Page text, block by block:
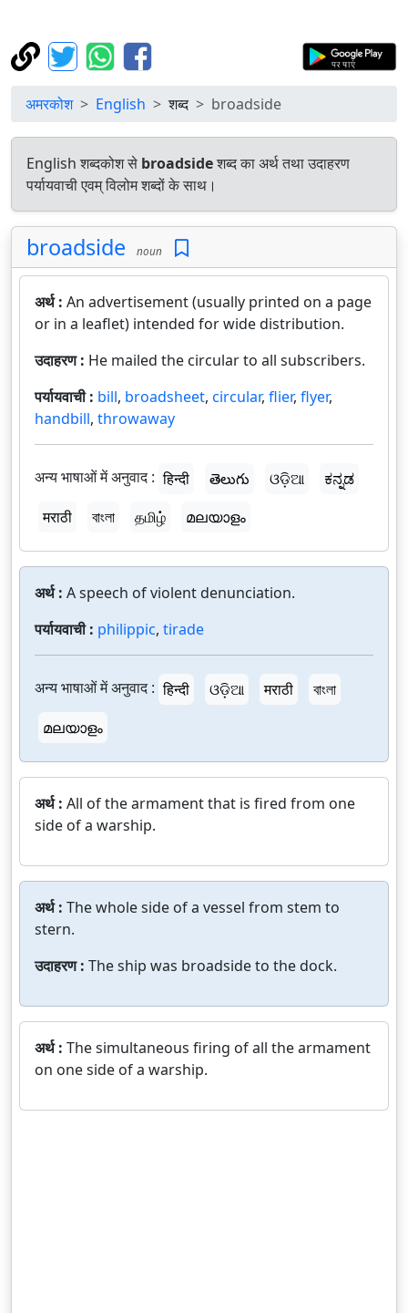
अमरकोश English शब्द broadside
English शब्दकोश से broadsideशब्द का अर्थ तथा उदाहरण
पर्यायवाची एवम् विलोम शब्दों के साथ।
broadside noun
अर्थ : An advertisement (usually printed on a page
or in a leaflet) intended for wide distribution.
उदाहरण : He mailed the circular to all subscribers.
पर्यायवाची : bill, broadsheet, circular, flier, flyer,
handbill, throwaway
अन्य भाषाओं में अनुवाद : हिन्दी తెలుగు ଓଡ଼ିଆ
ಕನ್ನಡ
मराठी
বাংলা தமிழ் മലയാളം
अर्थ : A speech of violent denunciation.
पर्यायवाची : philippic, tirade
अन्य भाषाओं में अनुवाद : हिन्दी ଓଡ଼ିଆ मराठी
বাংলা
മലയാളം
अर्थ : All of the armament that is fired from one
side of a warship.
अर्थ : The whole side of a vessel from stem to
stern.
उदाहरण : The ship was broadside to the dock.
अर्थ : The simultaneous firing of all the armament
on one side of a warship.